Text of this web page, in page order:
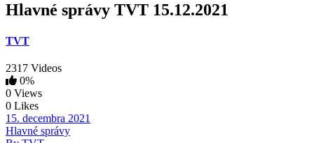
Hlavné správy TVT 15.12.2021
TVT
2317 Videos
0%
0 Views
0 Likes
15. decembra 2021
Hlavné správy